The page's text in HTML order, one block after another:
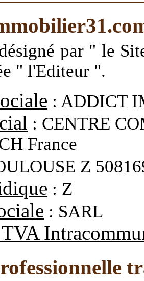
par " le
" l'Editeur ".
: ADDICT
: CENTRE
France
Z
: Z
: SARL